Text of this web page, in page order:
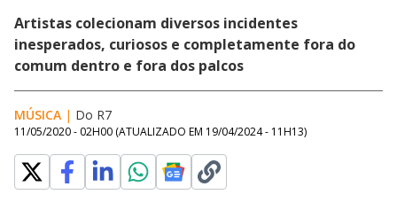
Artistas colecionam diversos incidentes
inesperados, curiosos e completamente fora do
comum dentro e fora dos palcos
MÚSICA | Do R7
11/05/2020 - 02H00 (ATUALIZADO EM 19/04/2024 - 11H13)